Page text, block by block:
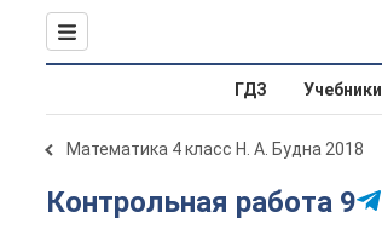
ГДЗ Учебники
Математика 4 класс Н. А. Будна 2018
Контрольная работа 9